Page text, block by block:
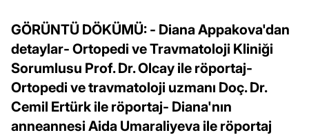
GÖRÜNTÜ DÖKÜMÜ: - Diana Appakova'dan
detaylar- Ortopedi ve Travmatoloji Kliniği
Sorumlusu Prof. Dr. Olcay ile röportaj-
Ortopedi ve travmatoloji uzmanı Doç. Dr.
Cemil Ertürk ile röportaj- Diana'nın
anneannesi Aida Umaraliyeva ile röportaj